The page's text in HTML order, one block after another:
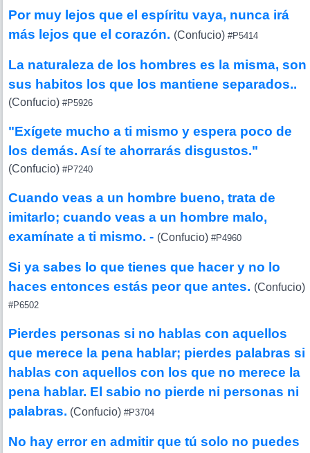
Por muy lejos que el espíritu vaya, nunca irá
más lejos que el corazón. (Confucio) #P5414
La naturaleza de los hombres es la misma, son
sus habitos los que los mantiene separados..
(Confucio) #P5926
"Exígete mucho a ti mismo y espera poco de
los demás. Así te ahorrarás disgustos."
(Confucio) #P7240
Cuando veas a un hombre bueno, trata de
imitarlo; cuando veas a un hombre malo,
examínate a ti mismo. - (Confucio) #P4960
Si ya sabes lo que tienes que hacer y no lo
haces entonces estás peor que antes. (Confucio)
#P6502
Pierdes personas si no hablas con aquellos
que merece la pena hablar; pierdes palabras si
hablas con aquellos con los que no merece la
pena hablar. El sabio no pierde ni personas ni
palabras. (Confucio) #P3704
No hay error en admitir que tú solo no puedes